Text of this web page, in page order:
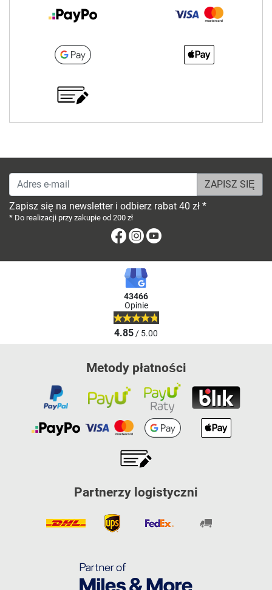
Adres e-mail
Zapisz się na newsletter i odbierz rabat 40 zł *
* Do realizacji przy zakupie od 200 zł
FacebookInstagram
43466
Opinie
4.85/ 5.00
Metody płatności
Partnerzy logistyczni